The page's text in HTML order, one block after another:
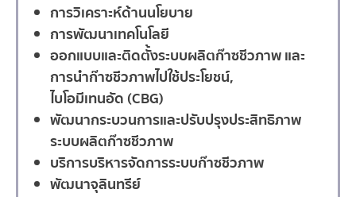
การวิเคราะห์ด้านนโยบาย
การพัฒนาเทคโนโลยี
ออกแบบและติดตั้งระบบผลิตก๊าซชีวภาพ และ
การนำก๊าซชีวภาพไปใช้ประโยชน์,
ไบโอมีเทนอัด (CBG)
พัฒนากระบวนการและปรับปรุงประสิทธิภาพ
ระบบผลิตก๊าซชีวภาพ
บริการบริหารจัดการระบบก๊าซชีวภาพ
พัฒนาจุลินทรีย์